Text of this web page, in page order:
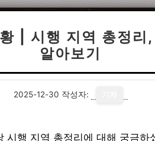
| 시행 지역 총정리
알아보기
2025-12-30 작성자:
시행 지역 총정리에 대해 궁금하